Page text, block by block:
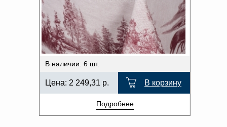
В наличии: 6 шт.
Цена: 2 249,31 р. В корзину
Подробнее